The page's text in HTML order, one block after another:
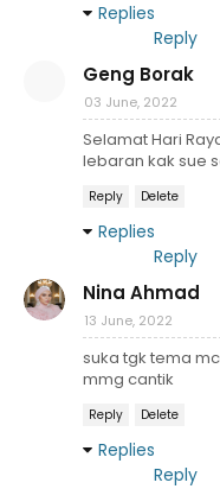
Replies
Reply
Geng Borak
03 June, 2022
Selamat Hari
lebaran kak sue
Reply Delete
Replies
Reply
Nina Ahmad
13 June, 2022
suka tgk tema
mmg cantik
Reply Delete
Replies
Reply